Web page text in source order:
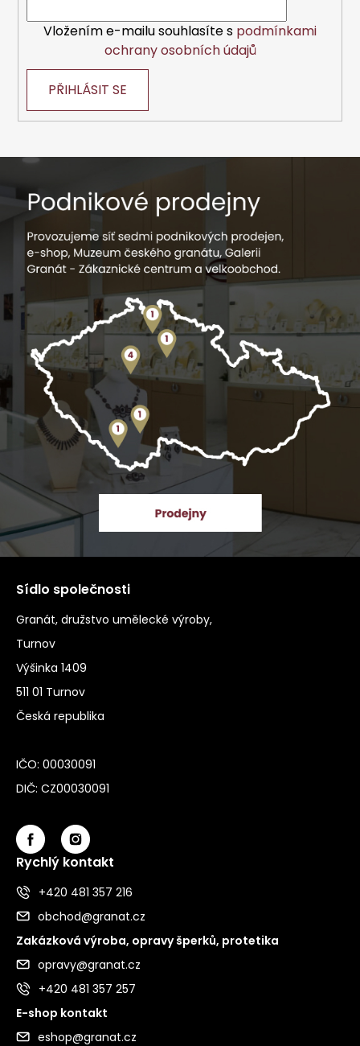
Vložením e-mailu souhlasíte s podmínkami
ochrany osobních údajů
PŘIHLÁSIT SE
Sídlo společnosti
Granát, družstvo umělecké výroby,
Turnov
Výšinka 1409
511 01 Turnov
Česká republika
IČO: 00030091
DIČ: CZ00030091
Rychlý kontakt
+420 481 357 216
obchod@granat.cz
Zakázková výroba, opravy šperků, protetika
opravy@granat.cz
+420 481 357 257
E-shop kontakt
eshop@granat.cz